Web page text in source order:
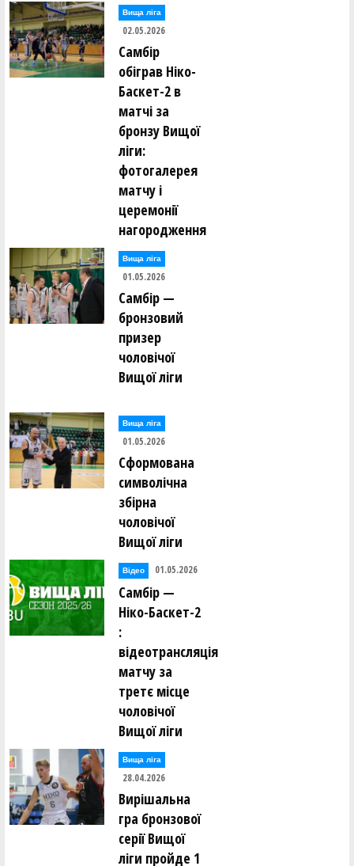
Вища лiга
02.05.2026
Самбір
обіграв Ніко-
Баскет-2 в
матчі за
бронзу Вищої
ліги:
фотогалерея
матчу і
церемонії
нагородження
Вища лiга
01.05.2026
Самбір —
бронзовий
призер
чоловічої
Вищої ліги
Вища лiга
01.05.2026
Сформована
символічна
збірна
чоловічої
Вищої ліги
Відео 01.05.2026
Самбір —
Ніко-Баскет-2
:
відеотрансляція
матчу за
третє місце
чоловічої
Вищої ліги
Вища лiга
28.04.2026
Вирішальна
гра бронзової
серії Вищої
ліги пройде 1